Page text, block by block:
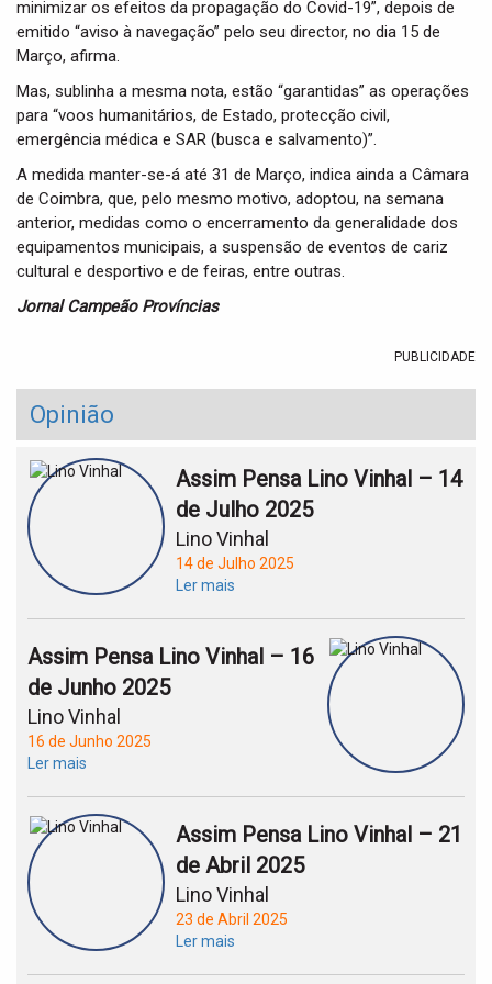
minimizar os efeitos da propagação do Covid-19”, depois de
emitido “aviso à navegação” pelo seu director, no dia 15 de
Março, afirma.
Mas, sublinha a mesma nota, estão “garantidas” as operações
para “voos humanitários, de Estado, protecção civil,
emergência médica e SAR (busca e salvamento)”.
A medida manter-se-á até 31 de Março, indica ainda a Câmara
de Coimbra, que, pelo mesmo motivo, adoptou, na semana
anterior, medidas como o encerramento da generalidade dos
equipamentos municipais, a suspensão de eventos de cariz
cultural e desportivo e de feiras, entre outras.
Jornal Campeão Províncias
PUBLICIDADE
Opinião
Assim Pensa Lino Vinhal – 14
de Julho 2025
Lino Vinhal
14 de Julho 2025
Ler mais
Assim Pensa Lino Vinhal – 16
de Junho 2025
Lino Vinhal
16 de Junho 2025
Ler mais
Assim Pensa Lino Vinhal – 21
de Abril 2025
Lino Vinhal
23 de Abril 2025
Ler mais